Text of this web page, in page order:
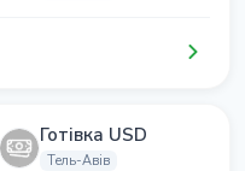
Готівка USD
Тель-Авів